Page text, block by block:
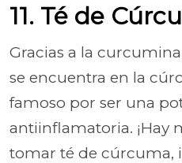
11. Té de
Gracias a la
se encuentra en la
famoso por ser una
antiinflamatoria. ¡Hay
tomar té de cúrcuma,